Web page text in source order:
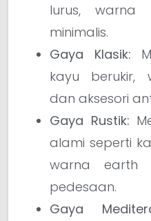
lurus, warna
minimalis.
Gaya Klasik:
kayu berukir,
dan aksesori
Gaya Rustik:
alami seperti
warna earth
pedesaan.
Gaya